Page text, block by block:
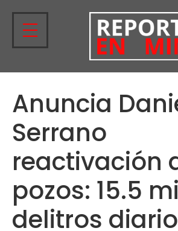
Anuncia
Serrano
reactivación
pozos: 15.5
delitros